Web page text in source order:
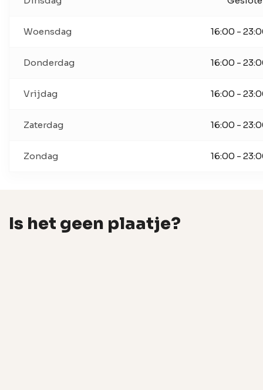
Woensdag 16:00 -
Donderdag 16:00 -
Vrijdag 16:00 -
Zaterdag 16:00 -
Zondag 16:00 -
Is het geen plaatje?